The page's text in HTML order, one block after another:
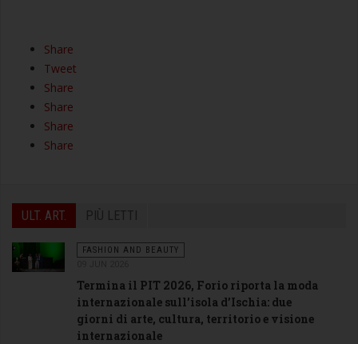
Share
Tweet
Share
Share
Share
Share
ULT. ART. PIÙ LETTI
FASHION AND BEAUTY
Termina il PIT 2026, Forio riporta la moda
internazionale sull’isola d’Ischia: due
giorni di arte, cultura, territorio e visione
internazionale